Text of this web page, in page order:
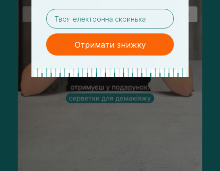
email
Отримати знижку